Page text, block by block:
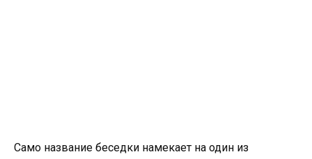
Само название беседки намекает на один из